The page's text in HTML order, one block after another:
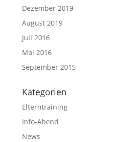
Dezember 2019
August 2019
Juli 2016
Mai 2016
September 2015
Kategorien
Elterntraining
Info-Abend
News